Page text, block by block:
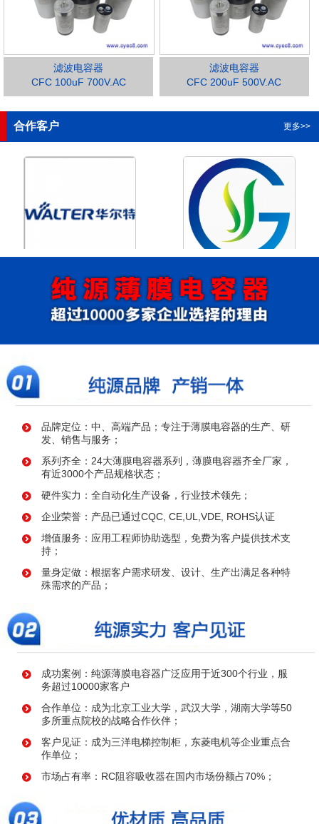
滤波电容器
CFC 100uF 700V.AC
滤波电容器
CFC 200uF 500V.AC
合作客户 更多>>
浙江华尔特机电股份有限公
司
浙江格瑶科技股份有限公司
品牌定位：中、高端产品；专注于薄膜电容器的生产、研
发、销售与服务；
系列齐全：24大薄膜电容器系列，薄膜电容器齐全厂家，
有近3000个产品规格状态；
硬件实力：全自动化生产设备，行业技术领先；
企业荣誉：产品已通过CQC, CE,UL,VDE, ROHS认证
增值服务：应用工程师协助选型，免费为客户提供技术支
持；
量身定做：根据客户需求研发、设计、生产出满足各种特
殊需求的产品；
成功案例：纯源薄膜电容器广泛应用于近300个行业，服
务超过10000家客户
合作单位：成为北京工业大学，武汉大学，湖南大学等50
多所重点院校的战略合作伙伴；
客户见证：成为三洋电梯控制柜，东菱电机等企业重点合
作单位；
市场占有率：RC阻容吸收器在国内市场份额占70%；